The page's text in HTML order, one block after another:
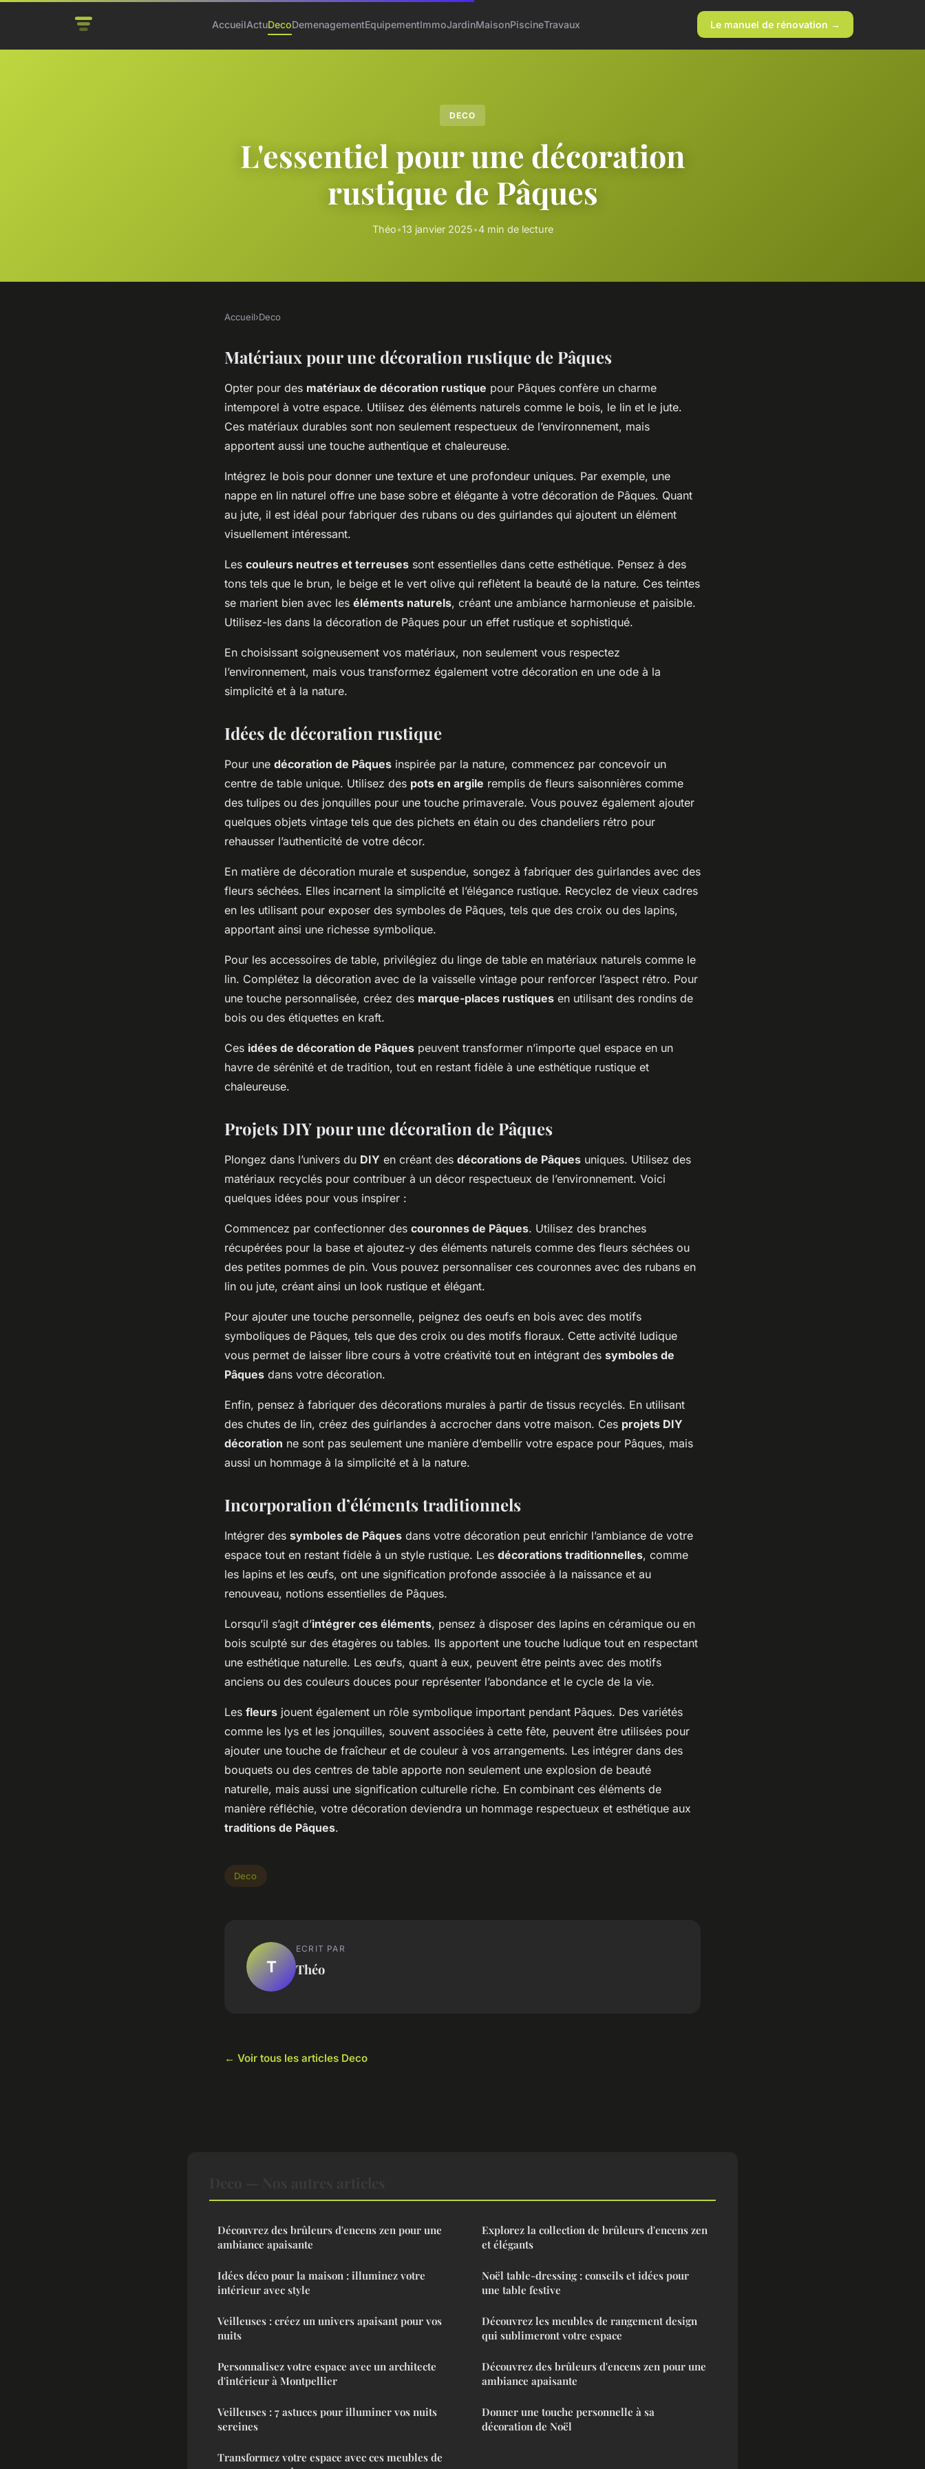
AccueilActuDecoDemenagementEquipementImmoJardinMaisonPiscineTravaux Le manuel de rénovation →
DECO
L'essentiel pour une décoration
rustique de Pâques
Théo•13 janvier 2025•4 min de lecture
Accueil›Deco
Matériaux pour une décoration rustique de Pâques
Opter pour des matériaux de décoration rustique pour Pâques confère un charme
intemporel à votre espace. Utilisez des éléments naturels comme le bois, le lin et le jute.
Ces matériaux durables sont non seulement respectueux de l’environnement, mais
apportent aussi une touche authentique et chaleureuse.
Intégrez le bois pour donner une texture et une profondeur uniques. Par exemple, une
nappe en lin naturel offre une base sobre et élégante à votre décoration de Pâques. Quant
au jute, il est idéal pour fabriquer des rubans ou des guirlandes qui ajoutent un élément
visuellement intéressant.
Les couleurs neutres et terreuses sont essentielles dans cette esthétique. Pensez à des
tons tels que le brun, le beige et le vert olive qui reflètent la beauté de la nature. Ces teintes
se marient bien avec les éléments naturels, créant une ambiance harmonieuse et paisible.
Utilisez-les dans la décoration de Pâques pour un effet rustique et sophistiqué.
En choisissant soigneusement vos matériaux, non seulement vous respectez
l’environnement, mais vous transformez également votre décoration en une ode à la
simplicité et à la nature.
Idées de décoration rustique
Pour une décoration de Pâques inspirée par la nature, commencez par concevoir un
centre de table unique. Utilisez des pots en argile remplis de fleurs saisonnières comme
des tulipes ou des jonquilles pour une touche primaverale. Vous pouvez également ajouter
quelques objets vintage tels que des pichets en étain ou des chandeliers rétro pour
rehausser l’authenticité de votre décor.
En matière de décoration murale et suspendue, songez à fabriquer des guirlandes avec des
fleurs séchées. Elles incarnent la simplicité et l’élégance rustique. Recyclez de vieux cadres
en les utilisant pour exposer des symboles de Pâques, tels que des croix ou des lapins,
apportant ainsi une richesse symbolique.
Pour les accessoires de table, privilégiez du linge de table en matériaux naturels comme le
lin. Complétez la décoration avec de la vaisselle vintage pour renforcer l’aspect rétro. Pour
une touche personnalisée, créez des marque-places rustiques en utilisant des rondins de
bois ou des étiquettes en kraft.
Ces idées de décoration de Pâques peuvent transformer n’importe quel espace en un
havre de sérénité et de tradition, tout en restant fidèle à une esthétique rustique et
chaleureuse.
Projets DIY pour une décoration de Pâques
Plongez dans l’univers du DIY en créant des décorations de Pâques uniques. Utilisez des
matériaux recyclés pour contribuer à un décor respectueux de l’environnement. Voici
quelques idées pour vous inspirer :
Commencez par confectionner des couronnes de Pâques. Utilisez des branches
récupérées pour la base et ajoutez-y des éléments naturels comme des fleurs séchées ou
des petites pommes de pin. Vous pouvez personnaliser ces couronnes avec des rubans en
lin ou jute, créant ainsi un look rustique et élégant.
Pour ajouter une touche personnelle, peignez des oeufs en bois avec des motifs
symboliques de Pâques, tels que des croix ou des motifs floraux. Cette activité ludique
vous permet de laisser libre cours à votre créativité tout en intégrant des symboles de
Pâques dans votre décoration.
Enfin, pensez à fabriquer des décorations murales à partir de tissus recyclés. En utilisant
des chutes de lin, créez des guirlandes à accrocher dans votre maison. Ces projets DIY
décoration ne sont pas seulement une manière d’embellir votre espace pour Pâques, mais
aussi un hommage à la simplicité et à la nature.
Incorporation d’éléments traditionnels
Intégrer des symboles de Pâques dans votre décoration peut enrichir l’ambiance de votre
espace tout en restant fidèle à un style rustique. Les décorations traditionnelles, comme
les lapins et les œufs, ont une signification profonde associée à la naissance et au
renouveau, notions essentielles de Pâques.
Lorsqu’il s’agit d’intégrer ces éléments, pensez à disposer des lapins en céramique ou en
bois sculpté sur des étagères ou tables. Ils apportent une touche ludique tout en respectant
une esthétique naturelle. Les œufs, quant à eux, peuvent être peints avec des motifs
anciens ou des couleurs douces pour représenter l’abondance et le cycle de la vie.
Les fleurs jouent également un rôle symbolique important pendant Pâques. Des variétés
comme les lys et les jonquilles, souvent associées à cette fête, peuvent être utilisées pour
ajouter une touche de fraîcheur et de couleur à vos arrangements. Les intégrer dans des
bouquets ou des centres de table apporte non seulement une explosion de beauté
naturelle, mais aussi une signification culturelle riche. En combinant ces éléments de
manière réfléchie, votre décoration deviendra un hommage respectueux et esthétique aux
traditions de Pâques.
Deco
T
ECRIT PAR
Théo
← Voir tous les articles Deco
Découvrez des brûleurs d'encens zen pour une
ambiance apaisante
Idées déco pour la maison : illuminez votre
intérieur avec style
Veilleuses : créez un univers apaisant pour vos
nuits
Personnalisez votre espace avec un architecte
d'intérieur à Montpellier
Veilleuses : 7 astuces pour illuminer vos nuits
sereines
Transformez votre espace avec ces meubles de
Explorez la collection de brûleurs d'encens zen
et élégants
Noël table-dressing : conseils et idées pour
une table festive
Découvrez les meubles de rangement design
qui sublimeront votre espace
Découvrez des brûleurs d'encens zen pour une
ambiance apaisante
Donner une touche personnelle à sa
décoration de Noël